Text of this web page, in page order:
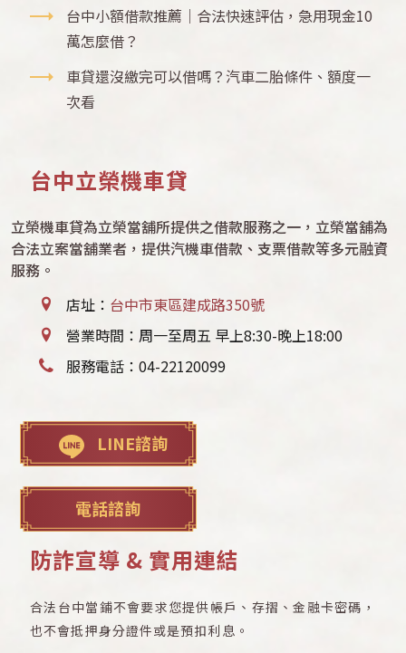
台中小額借款推薦｜合法快速評估，急用現金10
萬怎麼借？
車貸還沒繳完可以借嗎？汽車二胎條件、額度一
次看
台中立榮機車貸
立榮機車貸為立榮當舖所提供之借款服務之一，立榮當舖為
合法立案當舖業者，提供汽機車借款、支票借款等多元融資
服務。
店址： 台中市東區建成路350號
營業時間：周一至周五 早上8:30-晚上18:00
服務電話：04-22120099
LINE諮詢
電話諮詢
防詐宣導 & 實用連結
合法台中當鋪不會要求您提供帳戶、存摺、金融卡密碼，
也不會抵押身分證件或是預扣利息。